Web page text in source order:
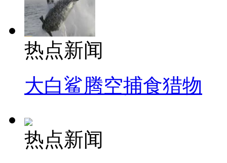
热点新闻
大白鲨腾空捕食猎物
热点新闻